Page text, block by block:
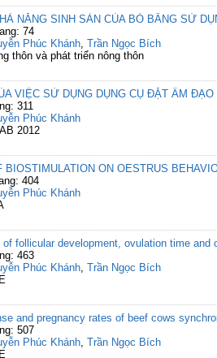
NĂNG SINH SẢN CỦA BÒ BẰNG SỬ
74
Phúc Khánh, Trần Ngọc Bích
thôn và phát triển nông thôn
VIỆC SỬ DỤNG DỤNG CỤ ĐẶT ÂM
311
Phúc Khánh
2012
BIOSTIMULATION ON OESTRUS
404
Phúc Khánh
of follicular development, ovulation time
463
Phúc Khánh, Trần Ngọc Bích
and pregnancy rates of beef cows
507
Phúc Khánh, Trần Ngọc Bích